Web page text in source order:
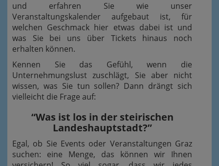
und erfahren Sie wie unser
Veranstaltungskalender aufgebaut ist, für
welchen Geschmack hier etwas dabei ist und
was Sie bei uns über Tickets hinaus noch
erhalten können.
Kennen Sie das Gefühl, wenn die
Unternehmungslust zuschlägt, Sie aber nicht
wissen, was Sie tun sollen? Dann drängt sich
vielleicht die Frage auf:
“Was ist los in der steirischen
Landeshauptstadt?”
Egal, ob Sie Events oder Veranstaltungen Graz
suchen: eine Menge, das können wir Ihnen